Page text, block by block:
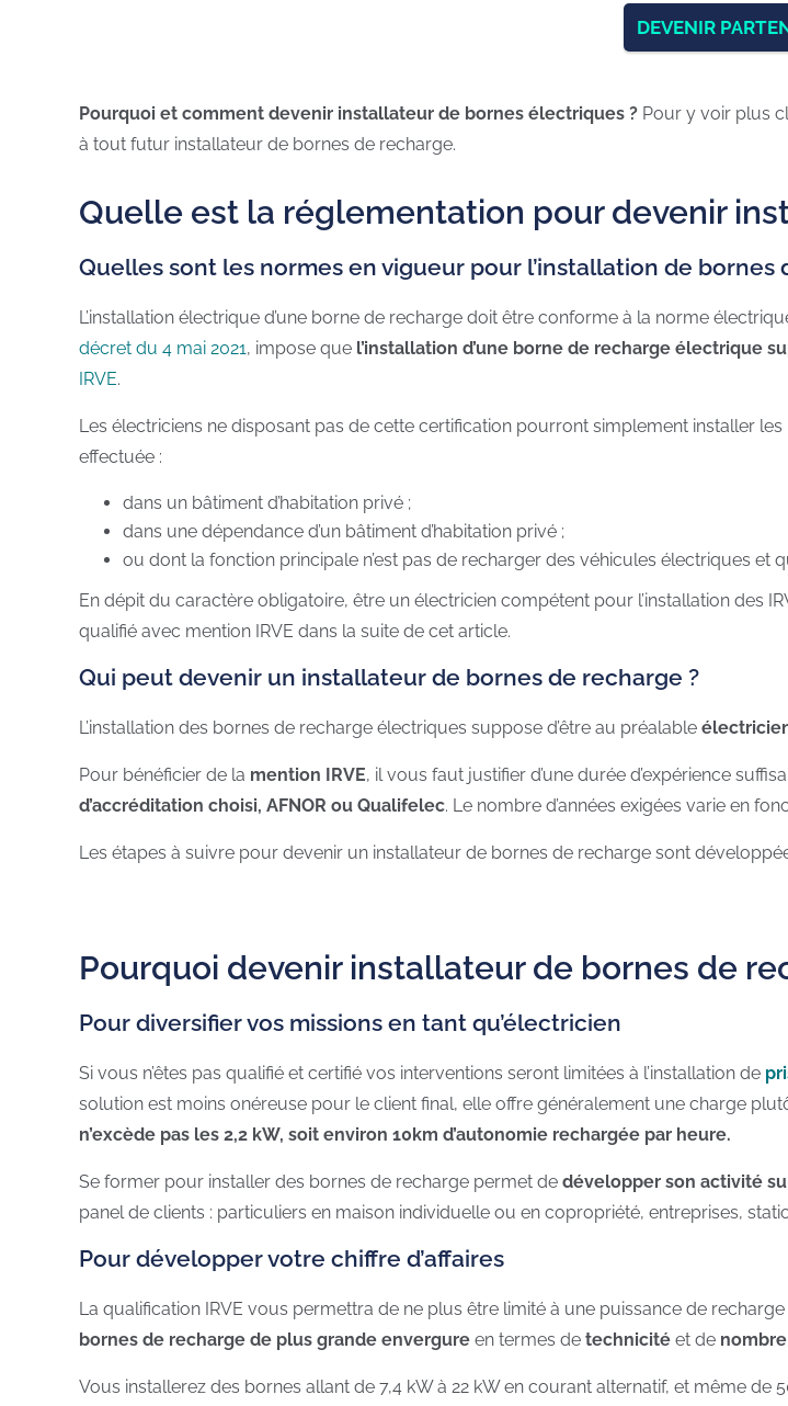
DEVENIR
Pourquoi et comment devenir installateur de bornes électriques ? Pour y voir plus
à tout futur installateur de bornes de recharge.
Quelle est la réglementation pour devenir
Quelles sont les normes en vigueur pour l’installation de bornes
L’installation électrique d’une borne de recharge doit être conforme à la norme
décret du 4 mai 2021, impose que l’installation d’une borne de recharge électrique
IRVE.
Les électriciens ne disposant pas de cette certification pourront simplement installer
effectuée :
dans un bâtiment d’habitation privé ;
dans une dépendance d’un bâtiment d’habitation privé ;
ou dont la fonction principale n’est pas de recharger des véhicules électriques et
En dépit du caractère obligatoire, être un électricien compétent pour l’installation des
qualifié avec mention IRVE dans la suite de cet article.
Qui peut devenir un installateur de bornes de recharge ?
L’installation des bornes de recharge électriques suppose d’être au préalable
Pour bénéficier de la mention IRVE, il vous faut justifier d’une durée d’expérience
d’accréditation choisi, AFNOR ou Qualifelec. Le nombre d’années exigées varie en
Les étapes à suivre pour devenir un installateur de bornes de recharge sont
Pourquoi devenir installateur de bornes de
Pour diversifier vos missions en tant qu’électricien
Si vous n’êtes pas qualifié et certifié vos interventions seront limitées à l’installation de
solution est moins onéreuse pour le client final, elle offre généralement une charge
n’excède pas les 2,2 kW, soit environ 10km d’autonomie rechargée par heure.
Se former pour installer des bornes de recharge permet de développer son activité
panel de clients : particuliers en maison individuelle ou en copropriété, entreprises,
Pour développer votre chiffre d’affaires
La qualification IRVE vous permettra de ne plus être limité à une puissance de
bornes de recharge de plus grande envergure en termes de technicité et de
Vous installerez des bornes allant de 7,4 kW à 22 kW en courant alternatif, et même de